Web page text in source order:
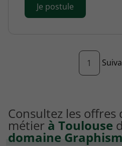
Je postule
1 Page
Consultez les
métier à Toulouse
domaine